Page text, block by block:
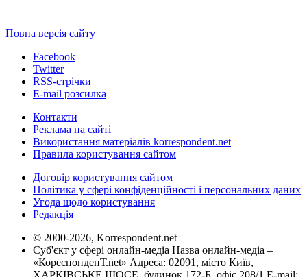
Повна версія сайту
Facebook
Twitter
RSS-стрічки
E-mail розсилка
Контакти
Реклама на сайті
Використання матеріалів korrespondent.net
Правила користування сайтом
Договір користування сайтом
Політика у сфері конфіденційності і персональних даних
Угода щодо користування
Редакція
© 2000-2026, Korrespondent.net
Суб'єкт у сфері онлайн-медіа Назва онлайн-медіа –
«КореспонденТ.net» Адреса: 02091, місто Київ,
ХАРКІВСЬКЕ ШОСЕ, будинок 172-Б, офіс 208/1 E-mail: